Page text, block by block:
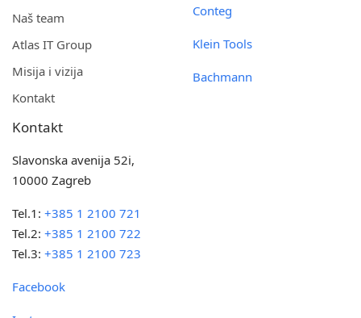
Naš team
Atlas IT Group
Misija i vizija
Kontakt
Conteg
Klein Tools
Bachmann
Kontakt
Slavonska avenija 52i,
10000 Zagreb
Tel.1:+385 1 2100 721
Tel.2:+385 1 2100 722
Tel.3:+385 1 2100 723
Facebook